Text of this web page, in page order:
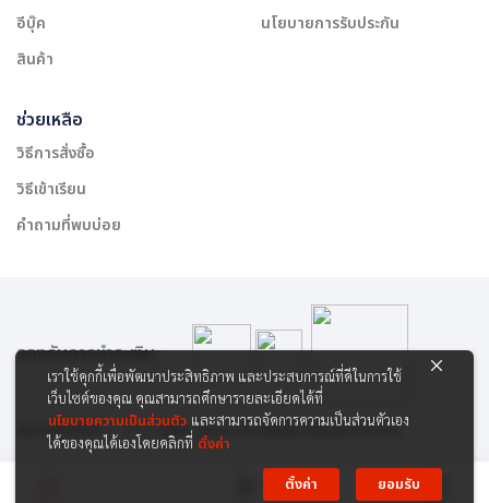
อีบุ๊ค
สินค้า
นโยบายการรับประกัน
ช่วยเหลือ
วิธีการสั่งซื้อ
วิธีเข้าเรียน
คำถามที่พบบ่อย
สงวนลิขสิทธิ์ © 2565 บริษัท สยาม เคาเซิลลิ่ง เซ็นเตอร์ จำกัด
รองรับการชำระเงิน:
เราใช้คุกกี้เพื่อพัฒนาประสิทธิภาพ และประสบการณ์ที่ดีในการใช้
เว็บไซต์ของคุณ คุณสามารถศึกษารายละเอียดได้ที่
นโยบายความเป็นส่วนตัว และสามารถจัดการความเป็นส่วนตัวเอง
ได้ของคุณได้เองโดยคลิกที่ ตั้งค่า
ตั้งค่า
ยอมรับ